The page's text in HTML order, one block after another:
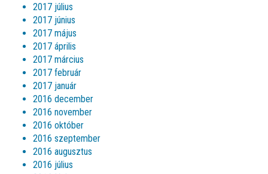
2017 július
2017 június
2017 május
2017 április
2017 március
2017 február
2017 január
2016 december
2016 november
2016 október
2016 szeptember
2016 augusztus
2016 július